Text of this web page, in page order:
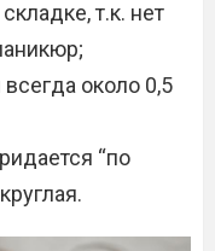
т.к. нет
около 0,5
“по